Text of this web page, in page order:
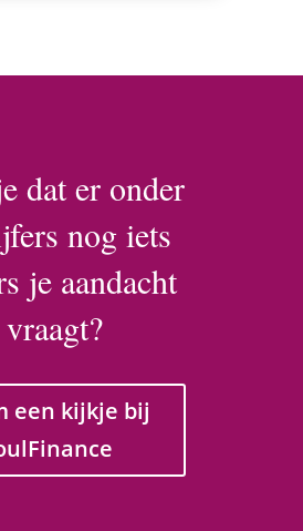
dat er onder
nog iets
je aandacht
vraagt?
een kijkje bij